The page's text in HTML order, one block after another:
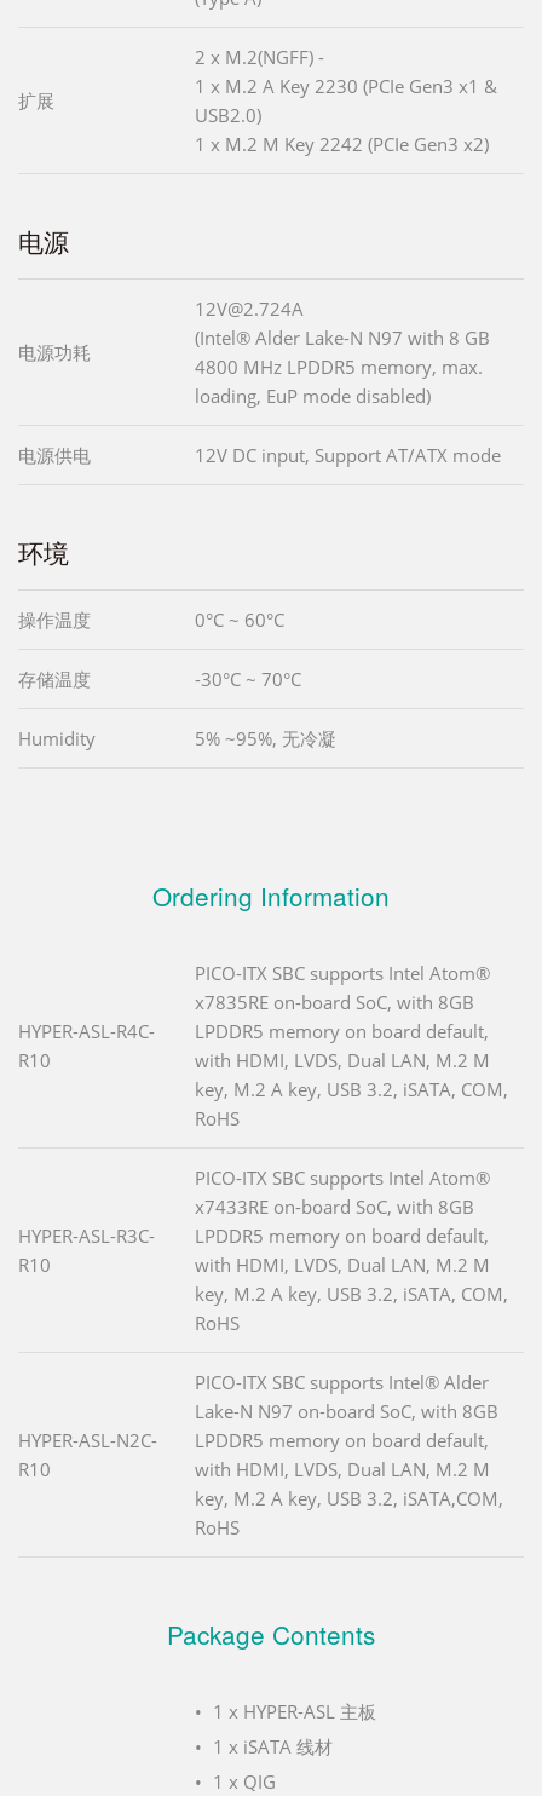
扩展
2 x M.2(NGFF) -
1 x M.2 A Key 2230 (PCIe Gen3 x1 &
USB2.0)
1 x M.2 M Key 2242 (PCIe Gen3 x2)
电源
电源功耗
12V@2.724A
(Intel® Alder Lake-N N97 with 8 GB
4800 MHz LPDDR5 memory, max.
loading, EuP mode disabled)
电源供电 12V DC input, Support AT/ATX mode
环境
操作温度 0°C ~ 60°C
存储温度 -30°C ~ 70°C
Humidity 5% ~95%, 无冷凝
Ordering Information
HYPER-ASL-R4C-
R10
PICO-ITX SBC supports Intel Atom®
x7835RE on-board SoC, with 8GB
LPDDR5 memory on board default,
with HDMI, LVDS, Dual LAN, M.2 M
key, M.2 A key, USB 3.2, iSATA, COM,
RoHS
HYPER-ASL-R3C-
R10
PICO-ITX SBC supports Intel Atom®
x7433RE on-board SoC, with 8GB
LPDDR5 memory on board default,
with HDMI, LVDS, Dual LAN, M.2 M
key, M.2 A key, USB 3.2, iSATA, COM,
RoHS
HYPER-ASL-N2C-
R10
PICO-ITX SBC supports Intel® Alder
Lake-N N97 on-board SoC, with 8GB
LPDDR5 memory on board default,
with HDMI, LVDS, Dual LAN, M.2 M
key, M.2 A key, USB 3.2, iSATA,COM,
RoHS
Package Contents
1 x HYPER-ASL 主板
1 x iSATA 线材
1 x QIG